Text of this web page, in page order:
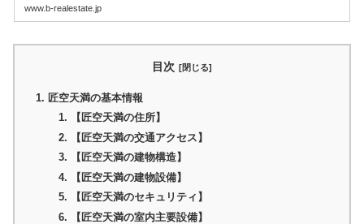
www.b-realestate.jp
目次
匠空天満の基本情報
【匠空天満の住所】
【匠空天満の交通アクセス】
【匠空天満の建物構造】
【匠空天満の建物設備】
【匠空天満のセキュリティ】
【匠空天満の室内主要設備】